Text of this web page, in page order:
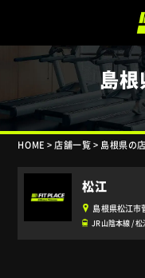
島根
HOME > 店舗一覧> 島根県の
松江
島根県松江市
JR山陰本線 /